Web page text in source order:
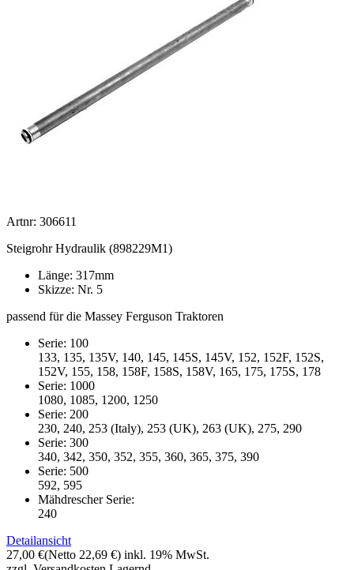
Artnr: 306611
Steigrohr Hydraulik (898229M1)
Länge: 317mm
Skizze: Nr. 5
passend für die Massey Ferguson Traktoren
Serie: 100
133, 135, 135V, 140, 145, 145S, 145V, 152, 152F, 152S,
152V, 155, 158, 158F, 158S, 158V, 165, 175, 175S, 178
Serie: 1000
1080, 1085, 1200, 1250
Serie: 200
230, 240, 253 (Italy), 253 (UK), 263 (UK), 275, 290
Serie: 300
340, 342, 350, 352, 355, 360, 365, 375, 390
Serie: 500
592, 595
Mähdrescher Serie:
240
Detailansicht
27,00 €(Netto 22,69 €) inkl. 19% MwSt.